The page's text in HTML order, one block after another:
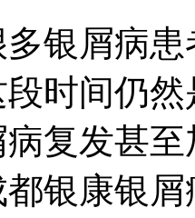
银屑病
时间仍
复发甚
银康银